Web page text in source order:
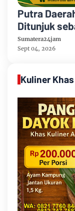
Putra
Ditunjuk
Mengabdi di
Sumatera24jam
Sept 04, 2026
Kuliner